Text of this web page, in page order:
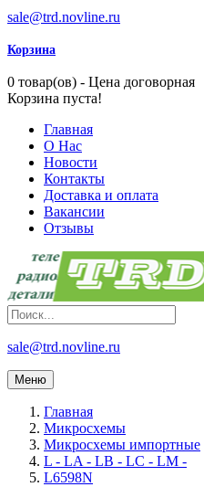
sale@trd.novline.ru
Корзина
0 товар(ов) - Цена договорная
Корзина пуста!
Главная
О Нас
Новости
Контакты
Доставка и оплата
Вакансии
Отзывы
sale@trd.novline.ru
Меню
Главная
Микросхемы
Микросхемы импортные
L - LA - LB - LC - LM -
L6598N